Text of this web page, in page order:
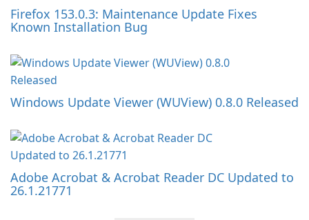
Firefox 153.0.3: Maintenance Update Fixes
Known Installation Bug
Windows Update Viewer (WUView) 0.8.0 Released
Adobe Acrobat & Acrobat Reader DC Updated to
26.1.21771